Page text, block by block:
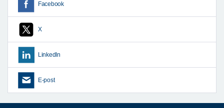
Facebook
X
LinkedIn
E-post